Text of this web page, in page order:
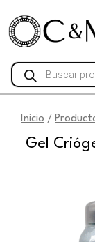
contenido
Búsqueda
de
productos
Inicio /
Gel